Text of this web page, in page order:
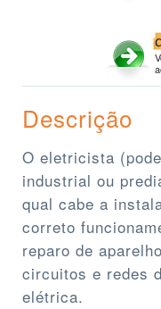
Descrição
O eletricista
industrial ou
qual cabe a
correto
reparo de
circuitos e redes
elétrica.